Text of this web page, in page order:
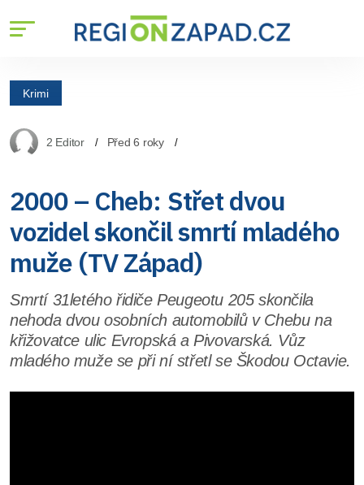
Krimi
2 Editor Před 6 roky
2000 – Cheb: Střet dvou
vozidel skončil smrtí mladého
muže (TV Západ)
Smrtí 31letého řidiče Peugeotu 205 skončila
nehoda dvou osobních automobilů v Chebu na
křižovatce ulic Evropská a Pivovarská. Vůz
mladého muže se při ní střetl se Škodou Octavie.